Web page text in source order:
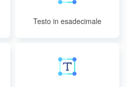
Testo in esadecimale